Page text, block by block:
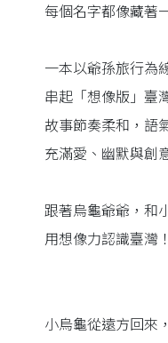
每個名字都像藏著
一本以爺孫旅行為
串起「想像版」臺
故事節奏柔和，語
充滿愛、幽默與創
跟著烏龜爺爺，和
用想像力認識臺灣！
小烏龜從遠方回來